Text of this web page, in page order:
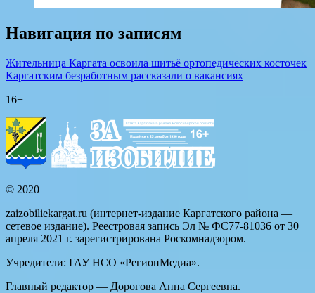
Навигация по записям
Жительница Каргата освоила шитьё ортопедических косточек
Каргатским безработным рассказали о вакансиях
16+
© 2020
zaizobiliekargat.ru (интернет-издание Каргатского района —
сетевое издание). Реестровая запись Эл № ФС77-81036 от 30
апреля 2021 г. зарегистрирована Роскомнадзором.
Учредители: ГАУ НСО «РегионМедиа».
Главный редактор — Дорогова Анна Сергеевна.